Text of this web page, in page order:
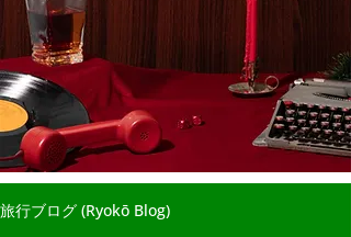
旅行ブログ (Ryokō Blog)